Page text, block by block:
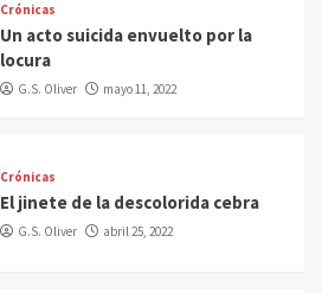
Crónicas
Un acto suicida envuelto por la
locura
G.S. Oliver mayo 11, 2022
Crónicas
El jinete de la descolorida cebra
G.S. Oliver abril 25, 2022